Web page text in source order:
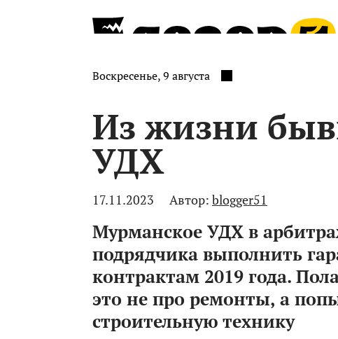
Воскресенье, 9 августа
Из жизни
УДХ
17.11.2023 Автор: blogger51
Мурманское УДХ в
подрядчика выполнить
контрактам 2019 года.
это не про ремонты, а
строительную технику